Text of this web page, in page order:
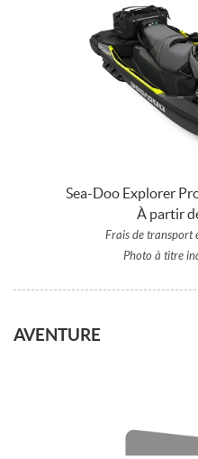
Sea-Doo Explorer
À partir
Frais de transport
Photo à titre
AVENTURE